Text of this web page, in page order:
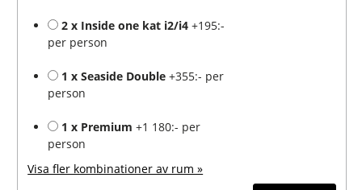
2 x Inside one kat i2/i4 +195:-
per person
1 x Seaside Double +355:- per
person
1 x Premium +1 180:- per
person
Visa fler kombinationer av rum »